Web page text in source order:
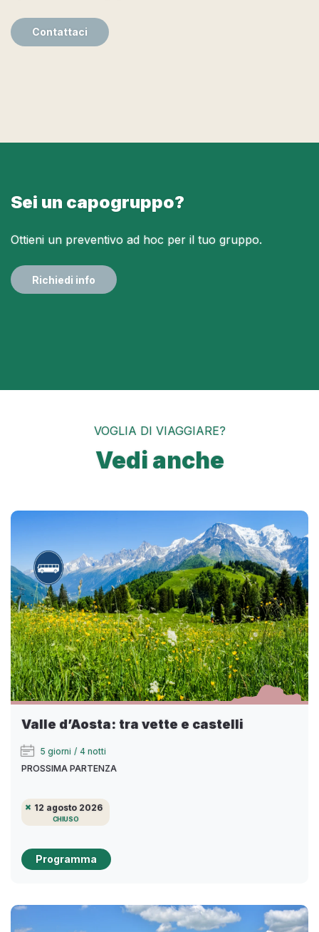
Contattaci
Sei un capogruppo?
Ottieni un preventivo ad hoc per il tuo gruppo.
Richiedi info
VOGLIA DI VIAGGIARE?
Vedi anche
Valle d’Aosta: tra vette e castelli
5 giorni / 4 notti
PROSSIMA PARTENZA
12 agosto 2026
CHIUSO
Programma